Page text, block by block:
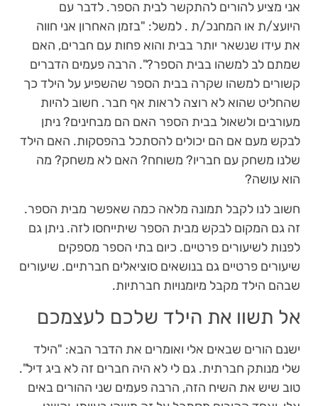
אני מציע להורים להתקשר לבית הספר. לדבר עם
היועצ/ת או המחנכ/ת . למשל: "בזמן האחרון אני חווה
את עידו שנשאר יותר בבית והוא פחות עם חברים, האם
שמתם לב למשהו בבית הספר?". הרבה פעמים הדברים
קשורים למשהו שקרה בבית הספר שהשפיע על הילד כך
שהחליט שהוא לא רוצה לראות אף חבר. חשוב להיות
מעורבים ולשאול בבית הספר האם הם מבחינים? ניתן
לבקש מעם אם הם יכולים להסתכל בהפסקות. האם הילד
שלנו משחק עם חבריו? משוחח? האם לא משחק? מה
הוא עושה?
חשוב לנו לקבל תמונה מלאה כמה שאפשר מבית הספר.
זה גם המקום לבקש מבית הספר שיתייחסו לזה. ניתן גם
לפנות לשיעורים פרטיים. כיום בתי הספר מספקים
שיעורים פרטיים גם בנושאים סוציאלים חברתיים. שיעורים
שבהם הילד מקבל מיומנויות חברתיות.
אל תשוו את הילד שלכם לעצמכם
ישנם הורים שבאים אלי ואומרים את הדבר הבא: "הילד
שלי מנותק חברתית. גם לי לא היה חברים זה לא ביג דיל".
טוב שיש את השיח הזה, הרבה פעמים שני ההורים באים